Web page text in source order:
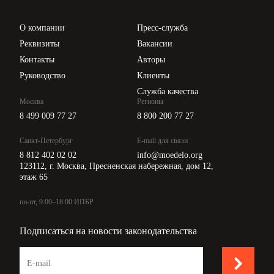
О компании
Реквизиты
Контакты
Руководство
Пресс-служба
Вакансии
Авторы
Клиенты
Служба качества
Москва
8 499 009 77 27
Санкт-Петербург
8 812 402 02 02
Регионы
8 800 200 77 27
E-mail для связи
info@moedelo.org
123112, г. Москва, Пресненская набережная, дом 12,
этаж 65
пн-пт, 9:00–18:00 ИПБР
Подписаться на новости законодательства